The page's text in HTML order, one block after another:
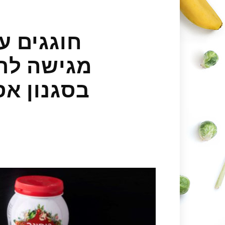
מגישה
בסגנון